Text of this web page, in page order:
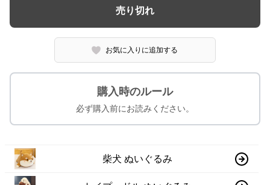
売り切れ
お気に入りに追加する
購入時のルール
必ず購入前にお読みください。
柴犬 ぬいぐるみ